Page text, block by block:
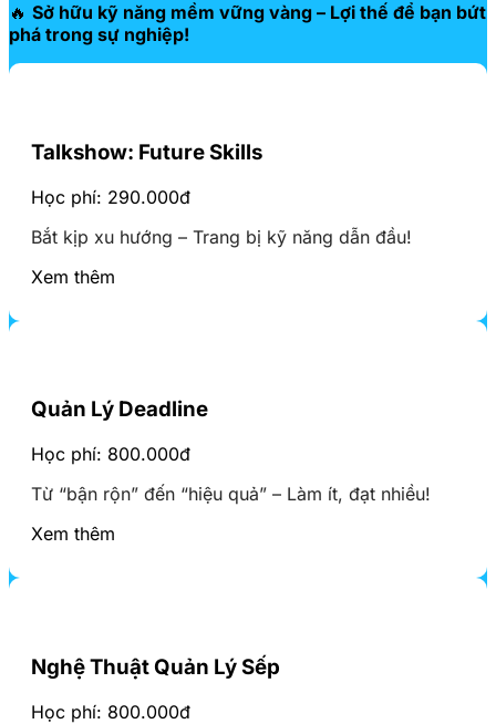
🔥 Sở hữu kỹ năng mềm vững vàng – Lợi thế để bạn bứt
phá trong sự nghiệp!
Talkshow: Future Skills
Học phí: 290.000đ
Bắt kịp xu hướng – Trang bị kỹ năng dẫn đầu!
Xem thêm
Quản Lý Deadline
Học phí: 800.000đ
Từ “bận rộn” đến “hiệu quả” – Làm ít, đạt nhiều!
Xem thêm
Nghệ Thuật Quản Lý Sếp
Học phí: 800.000đ